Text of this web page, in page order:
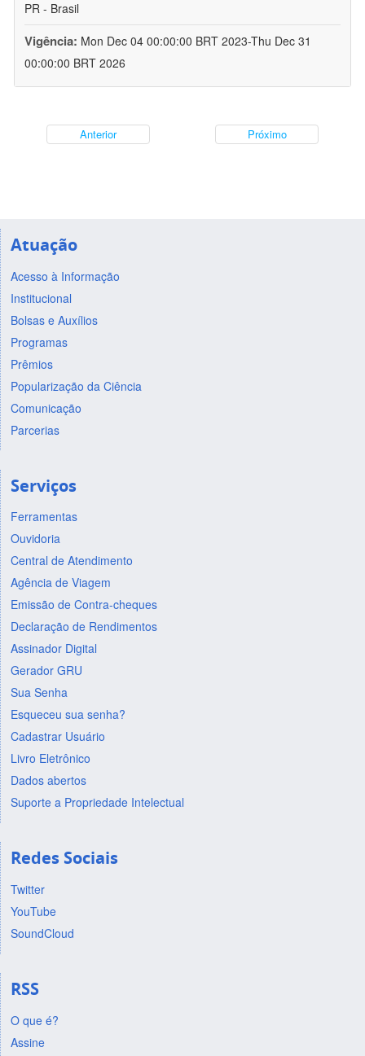
PR - Brasil
Vigência: Mon Dec 04 00:00:00 BRT 2023-Thu Dec 31
00:00:00 BRT 2026
Anterior Próximo
Atuação
Acesso à Informação
Institucional
Bolsas e Auxílios
Programas
Prêmios
Popularização da Ciência
Comunicação
Parcerias
Serviços
Ferramentas
Ouvidoria
Central de Atendimento
Agência de Viagem
Emissão de Contra-cheques
Declaração de Rendimentos
Assinador Digital
Gerador GRU
Sua Senha
Esqueceu sua senha?
Cadastrar Usuário
Livro Eletrônico
Dados abertos
Suporte a Propriedade Intelectual
Redes Sociais
Twitter
YouTube
SoundCloud
RSS
O que é?
Assine